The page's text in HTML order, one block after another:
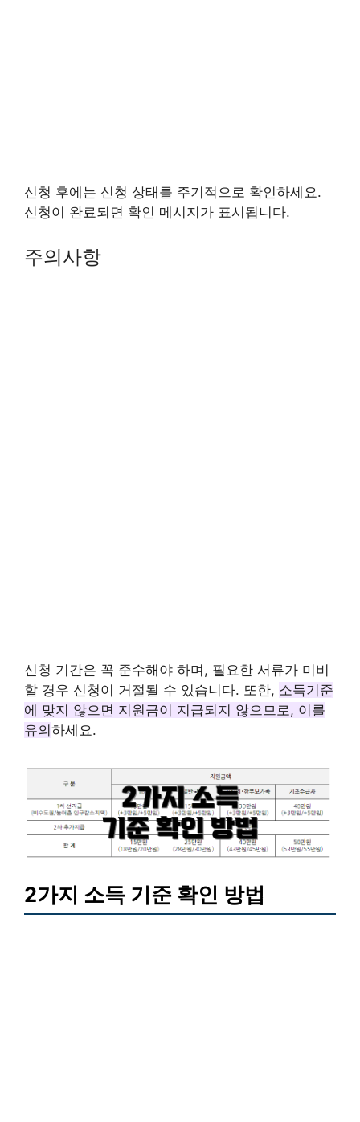
신청 후에는 신청 상태를 주기적으로 확인하세요.
신청이 완료되면 확인 메시지가 표시됩니다.
주의사항
신청 기간은 꼭 준수해야 하며, 필요한 서류가 미비
할 경우 신청이 거절될 수 있습니다. 또한, 소득기준
에 맞지 않으면 지원금이 지급되지 않으므로, 이를
유의하세요.
2가지 소득 기준 확인 방법